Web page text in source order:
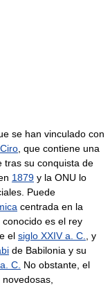
se han vinculado con
, que contiene una
tras su conquista de
1879 y la ONU lo
Puede
centrada en la
es el rey
el siglo XXIV a. C.
, y
de Babilonia y su
C. No obstante, el